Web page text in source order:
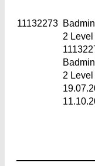
11132273
2 Level
2 Level